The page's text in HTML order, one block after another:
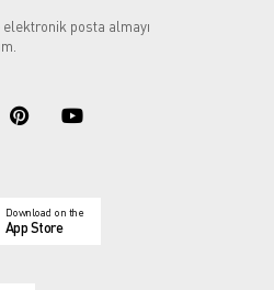
elektronik posta almayı
Download on the
App Store